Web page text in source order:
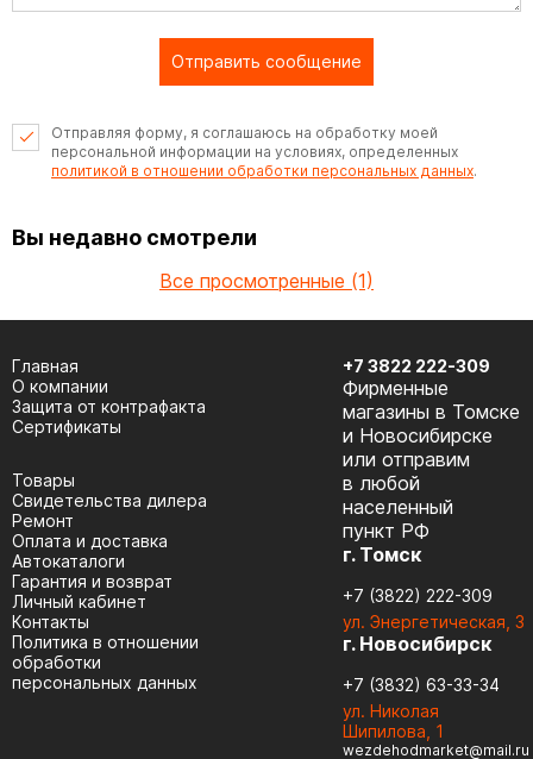
Отправить сообщение
Отправляя форму, я соглашаюсь на обработку моей
персональной информации на условиях, определенных
политикой в отношении обработки персональных данных.
Вы недавно смотрели
Все просмотренные (1)
Главная
О компании
Защита от контрафакта
Сертификаты
Товары
Cвидетельства дилера
Ремонт
Оплата и доставка
Автокаталоги
Гарантия и возврат
Личный кабинет
Контакты
Политика в отношении
обработки
персональных данных
+7 3822 222-309
Фирменные
магазины в Томске
и Новосибирске
или отправим
в любой
населенный
пункт РФ
г. Томск
+7 (3822) 222-309
ул. Энергетическая, 3
г. Новосибирск
+7 (3832) 63-33-34
ул. Николая
Шипилова, 1
wezdehodmarket@mail.ru